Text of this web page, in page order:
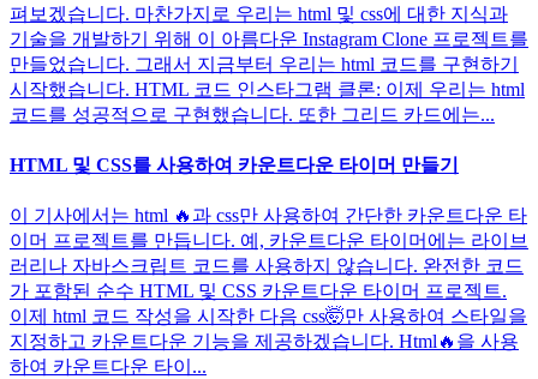
펴보겠습니다. 마찬가지로 우리는 html 및 css에 대한 지식과
기술을 개발하기 위해 이 아름다운 Instagram Clone 프로젝트를
만들었습니다. 그래서 지금부터 우리는 html 코드를 구현하기
시작했습니다. HTML 코드 인스타그램 클론: 이제 우리는 html
코드를 성공적으로 구현했습니다. 또한 그리드 카드에는...
HTML 및 CSS를 사용하여 카운트다운 타이머 만들기
이 기사에서는 html 🔥과 css만 사용하여 간단한 카운트다운 타
이머 프로젝트를 만듭니다. 예, 카운트다운 타이머에는 라이브
러리나 자바스크립트 코드를 사용하지 않습니다. 완전한 코드
가 포함된 순수 HTML 및 CSS 카운트다운 타이머 프로젝트.
이제 html 코드 작성을 시작한 다음 css🤯만 사용하여 스타일을
지정하고 카운트다운 기능을 제공하겠습니다. Html🔥을 사용
하여 카운트다운 타이...